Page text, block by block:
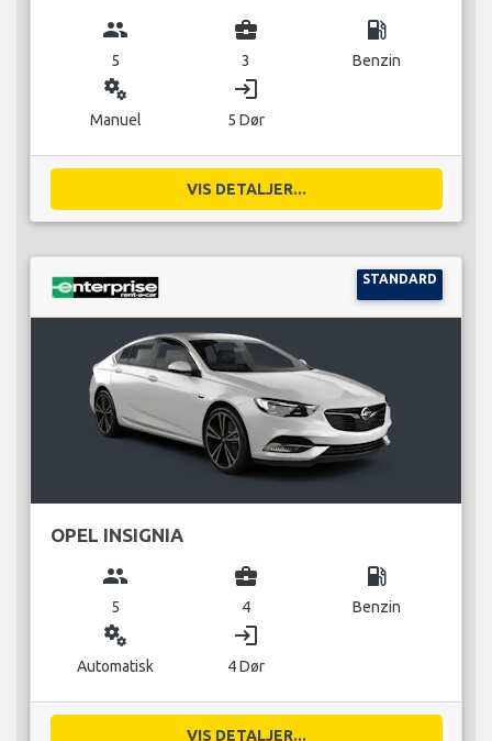
group
5
business_center
3
local_gas_station
Benzin
miscellaneous_services
Manuel
login
5 Dør
VIS DETALJER...
STANDARD
OPEL INSIGNIA
group
5
business_center
4
local_gas_station
Benzin
miscellaneous_services
Automatisk
login
4 Dør
VIS DETALJER...